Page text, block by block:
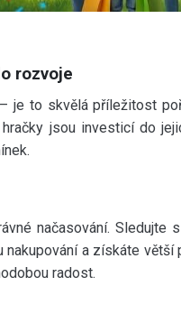
rozvoje
je to skvělá příležitost
jsou investicí do
načasování.
a získáte
radost.